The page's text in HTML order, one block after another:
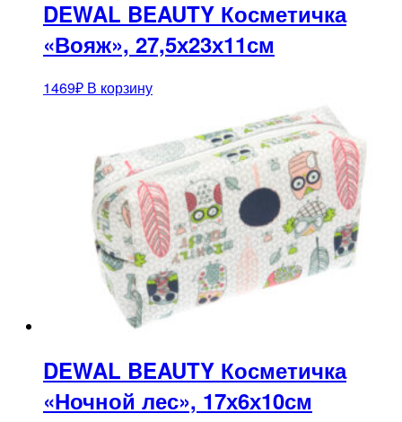
DEWAL BEAUTY Косметичка
«Вояж», 27,5х23х11см
1469₽ В корзину
DEWAL BEAUTY Косметичка
«Ночной лес», 17х6х10см